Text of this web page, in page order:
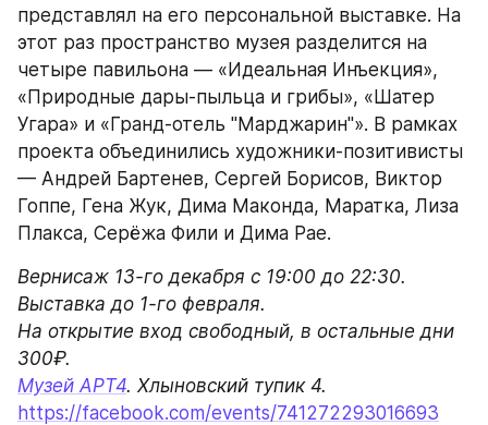
представлял на его персональной выставке. На
этот раз пространство музея разделится на
четыре павильона — «Идеальная Инъекция»,
«Природные дары-пыльца и грибы», «Шатер
Угара» и «Гранд-отель "Марджарин"». В рамках
проекта объединились художники-позитивисты
— Андрей Бартенев, Сергей Борисов, Виктор
Гоппе, Гена Жук, Дима Маконда, Маратка, Лиза
Плакса, Серёжа Фили и Дима Рае.
Вернисаж 13-го декабря с 19:00 до 22:30.
Выставка до 1-го февраля.
На открытие вход свободный, в остальные дни
Музей АРТ4
https://facebook.com/events/741272293016693